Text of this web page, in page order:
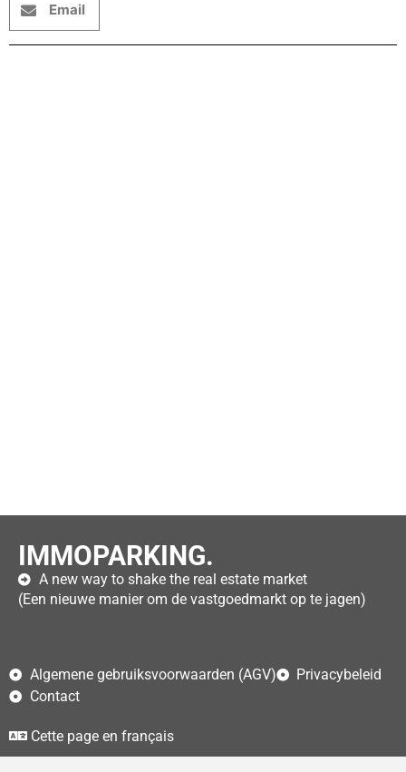
Email
IMMOPARKING.
A new way to shake the real estate market
(Een nieuwe manier om de vastgoedmarkt op te jagen)
Algemene gebruiksvoorwaarden (AGV)
Privacybeleid
Contact
Cette page en français